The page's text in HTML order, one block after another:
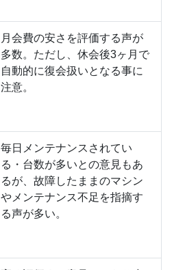
月会費の安さを評価する声が
多数。ただし、休会後3ヶ月で
自動的に復会扱いとなる事に
注意。
毎日メンテナンスされてい
る・台数が多いとの意見もあ
るが、故障したままのマシン
やメンテナンス不足を指摘す
る声が多い。